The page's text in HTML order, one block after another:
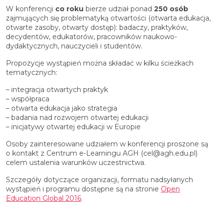
W konferencji co roku bierze udział ponad 250 osób
zajmujących się problematyką otwartości (otwarta edukacja,
otwarte zasoby, otwarty dostęp): badaczy, praktyków,
decydentów, edukatorów, pracowników naukowo-
dydaktycznych, nauczycieli i studentów.
Propozycje wystąpień można składać w kilku ścieżkach
tematycznych:
– integracja otwartych praktyk
– współpraca
– otwarta edukacja jako strategia
– badania nad rozwojem otwartej edukacji
– inicjatywy otwartej edukacji w Europie
Osoby zainteresowane udziałem w konferencji proszone są
o kontakt z Centrum e-Learningu AGH (cel@agh.edu.pl)
celem ustalenia warunków uczestnictwa.
Szczegóły dotyczące organizacji, formatu nadsyłanych
wystąpień i programu dostępne są na stronie Open
Education Global 2016.